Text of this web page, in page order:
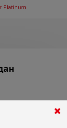
Platinum